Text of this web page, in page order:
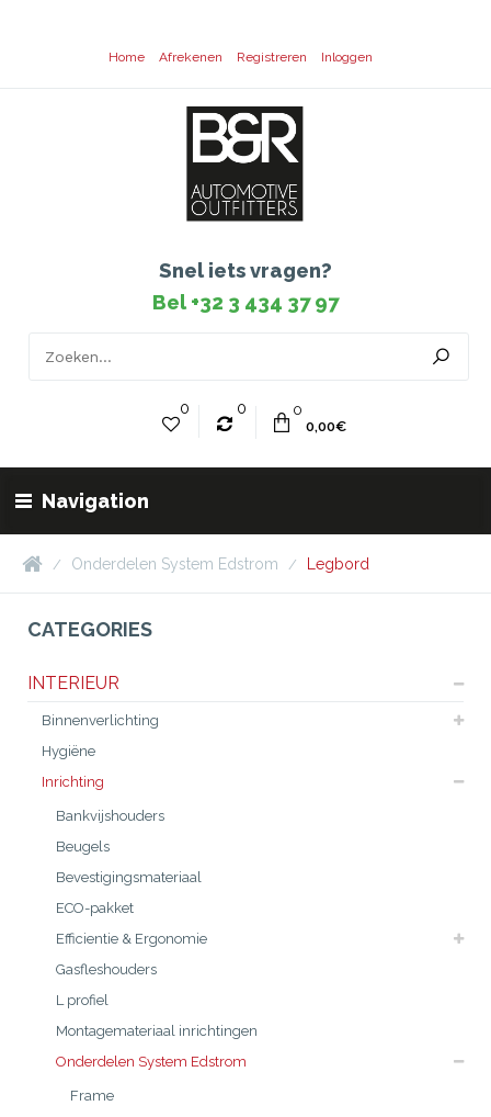
Home Afrekenen Registreren Inloggen
Snel iets vragen?
Bel +32 3 434 37 97
0 0
0
0,00€
Navigation
Onderdelen System Edstrom Legbord
CATEGORIES
INTERIEUR
Binnenverlichting
Hygiëne
Inrichting
Bankvijshouders
Beugels
Bevestigingsmateriaal
ECO-pakket
Efficientie & Ergonomie
Gasfleshouders
L profiel
Montagemateriaal inrichtingen
Onderdelen System Edstrom
Frame